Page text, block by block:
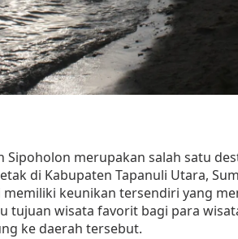
Sipoholon merupakan salah satu
di Kabupaten Tapanuli Utara,
keunikan tersendiri yang
tujuan wisata favorit bagi para
ke daerah tersebut.